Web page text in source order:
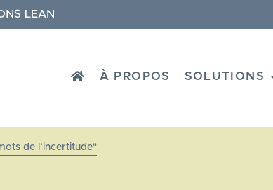
LEAN
HOME
À PROPOS SOLUTIONS
de l’incertitude"